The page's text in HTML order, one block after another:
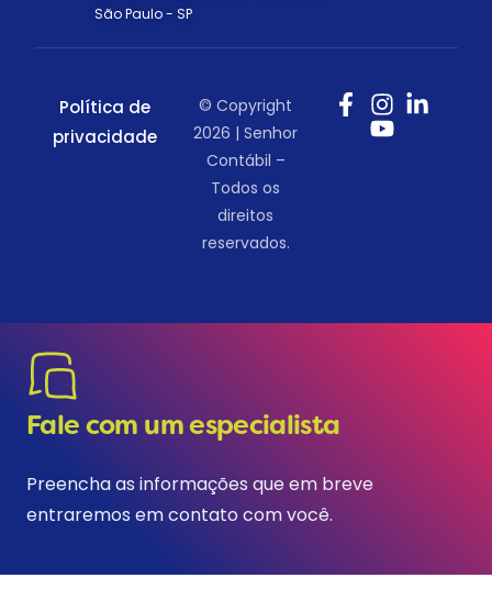
São Paulo - SP
Política de
privacidade
© Copyright
2026 | Senhor
Contábil –
Todos os
direitos
reservados.
Fale com um especialista
Preencha as informações que em breve
entraremos em contato com você.